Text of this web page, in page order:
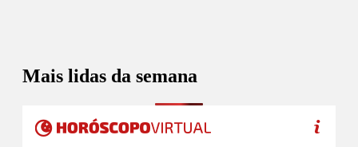
Mais lidas da semana